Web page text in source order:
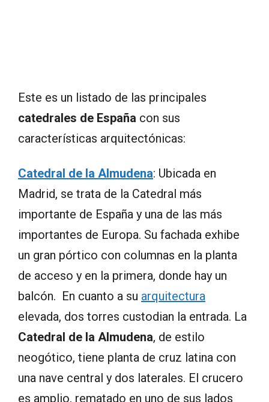
Este es un listado de las principales
catedrales de España con sus
características arquitectónicas:
Catedral de la Almudena: Ubicada en
Madrid, se trata de la Catedral más
importante de España y una de las más
importantes de Europa. Su fachada exhibe
un gran pórtico con columnas en la planta
de acceso y en la primera, donde hay un
balcón. En cuanto a su arquitectura
elevada, dos torres custodian la entrada. La
Catedral de la Almudena, de estilo
neogótico, tiene planta de cruz latina con
una nave central y dos laterales. El crucero
es amplio, rematado en uno de sus lados